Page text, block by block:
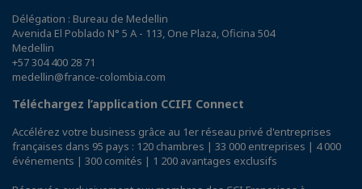
Délégation : Bureau de Medellin
Avenida El Poblado N° 5 A - 113, One Plaza, Oficina 504
Medellin
+57 304 400 28 71
medellin@france-colombia.com
Téléchargez l’application CCIFI Connect
Accélérez votre business grâce au 1er réseau privé d'entreprises
françaises dans 95 pays : 120 chambres | 33 000 entreprises | 4 000
événements | 300 comités | 1 200 avantages exclusifs